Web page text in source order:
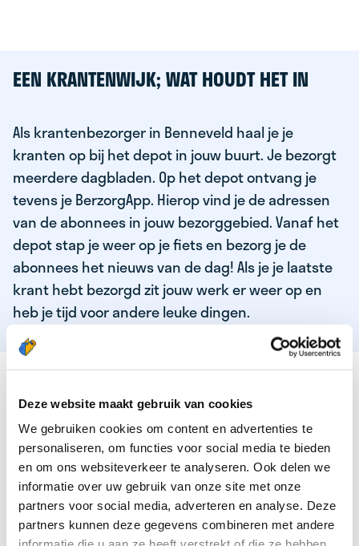
Deze website maakt gebruik van cookies
We gebruiken cookies om content en advertenties te
personaliseren, om functies voor social media te bieden
en om ons websiteverkeer te analyseren. Ook delen we
informatie over uw gebruik van onze site met onze
partners voor social media, adverteren en analyse. Deze
partners kunnen deze gegevens combineren met andere
EEN KRANTENWIJK; WAT HOUDT HET IN
Als krantenbezorger in Benneveld haal je je
kranten op bij het depot in jouw buurt. Je bezorgt
meerdere dagbladen. Op het depot ontvang je
tevens je BerzorgApp. Hierop vind je de adressen
van de abonnees in jouw bezorggebied. Vanaf het
depot stap je weer op je fiets en bezorg je de
abonnees het nieuws van de dag! Als je je laatste
krant hebt bezorgd zit jouw werk er weer op en
heb je tijd voor andere leuke dingen.
DEZE KWALITEITEN HEEFT ONZE TOP
KRANTENBEZORGER
Je bent verantwoordelijk en zelfstandig
Je houdt van lekker bewegen in de frisse lucht
Je houdt vooral van fijn werk dat lekker bijverdient!
Je wordt blij van het bezorgen van het laatste nieuws